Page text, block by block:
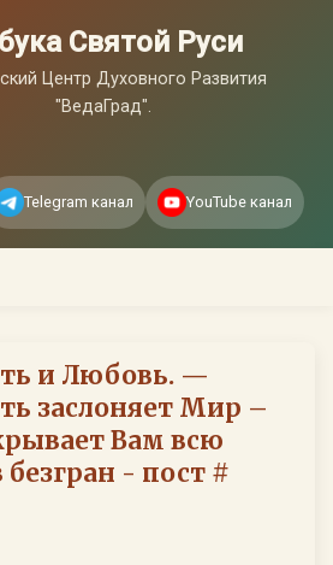
Святой Руси
Центр Духовного Развития
"ВедаГрад".
Telegram канал YouTube канал
и Любовь. —
заслоняет Мир –
Вам всю
- пост #